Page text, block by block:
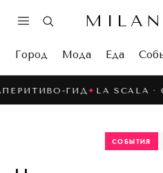
MILAN
Город Мода Еда
ГИД✦LA SCALA · СЕЗОН
СОБЫТИЯ